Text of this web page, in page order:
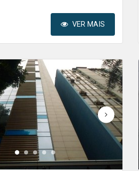
VER MAIS
1 2 3 4 5